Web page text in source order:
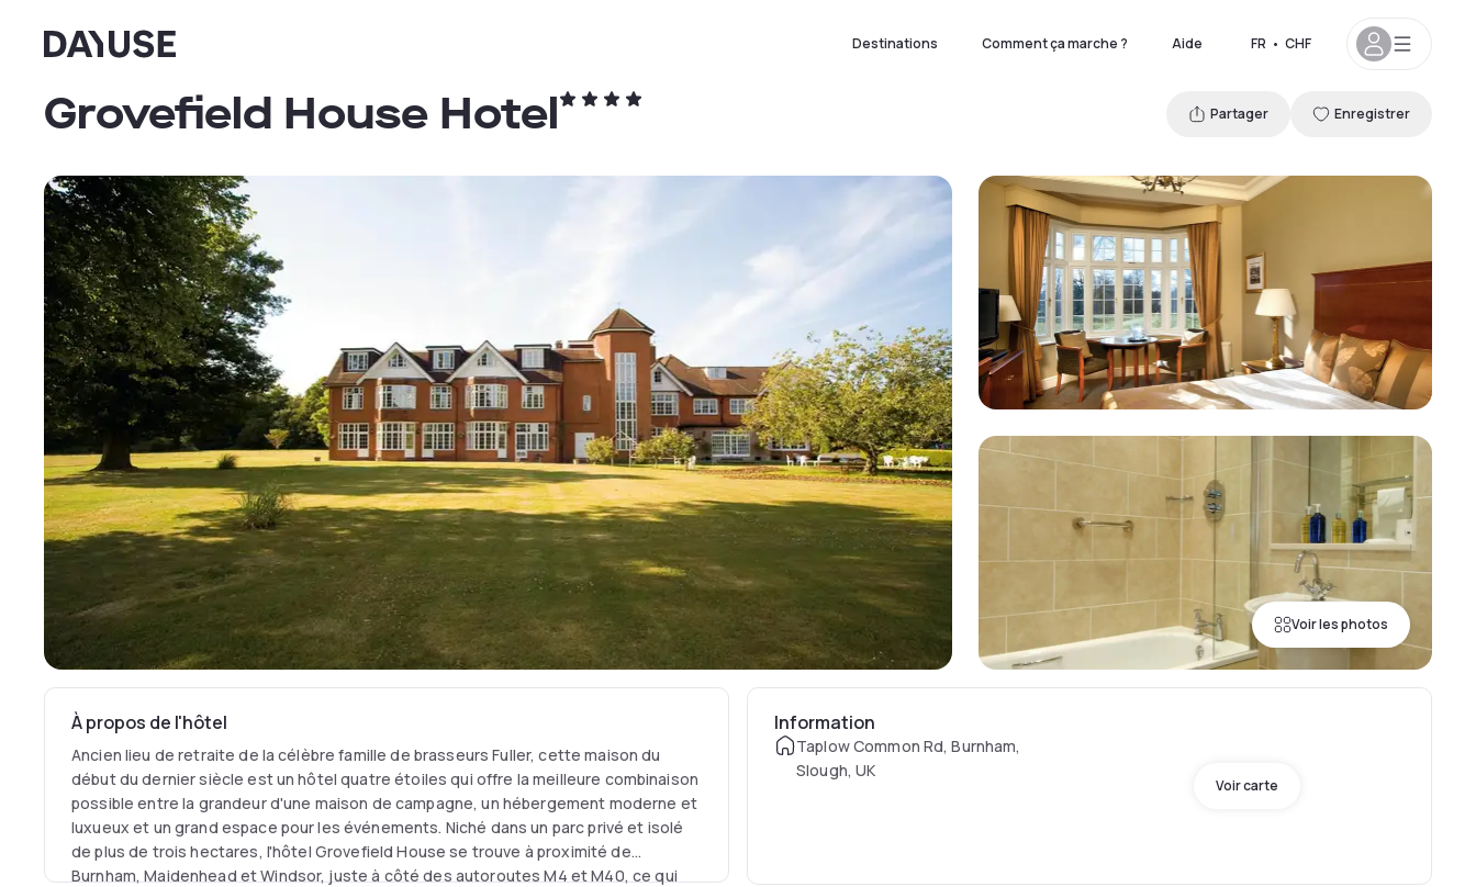
Dayuse Destinations Comment ça marche ? Aide FR • CHF
Voir les photos
Grovefield House Hotel Partager Enregistrer
À propos de l'hôtel
Ancien lieu de retraite de la célèbre famille de brasseurs Fuller, cette maison du
début du dernier siècle est un hôtel quatre étoiles qui offre la meilleure combinaison
possible entre la grandeur d'une maison de campagne, un hébergement moderne et
luxueux et un grand espace pour les événements. Niché dans un parc privé et isolé
de plus de trois hectares, l'hôtel Grovefield House se trouve à proximité de
Burnham, Maidenhead et Windsor, juste à côté des autoroutes M4 et M40, ce qui
Information
Taplow Common Rd, Burnham,
Slough, UK
Voir carte